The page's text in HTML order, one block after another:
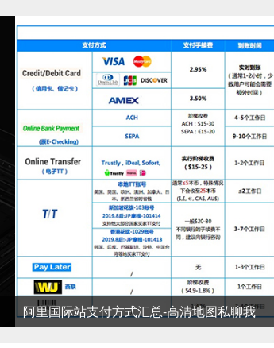
里国际站支付方式汇总-高清地图私聊我